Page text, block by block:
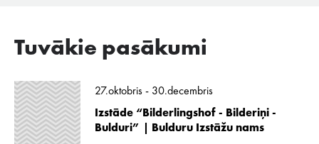
Tuvākie pasākumi
27.oktobris - 30.decembris
Izstāde “Bilderlingshof - Bilderiņi -
Bulduri” | Bulduru Izstāžu nams